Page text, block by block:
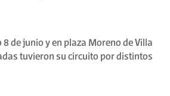
de junio y en plaza Moreno de Villa
tuvieron su circuito por distintos